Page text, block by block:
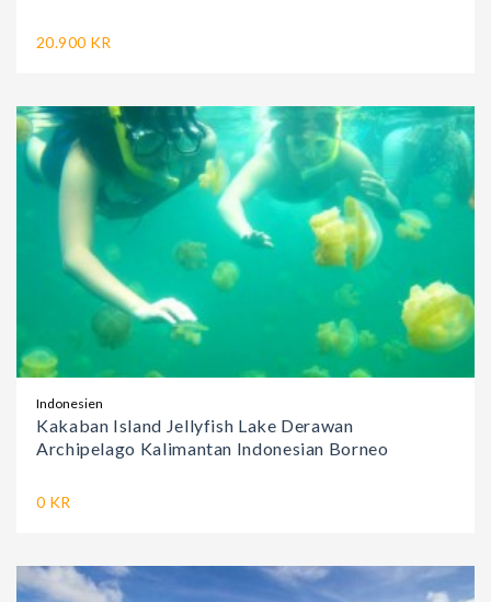
20.900 KR
Indonesien
Kakaban Island Jellyfish Lake Derawan
Archipelago Kalimantan Indonesian Borneo
0 KR